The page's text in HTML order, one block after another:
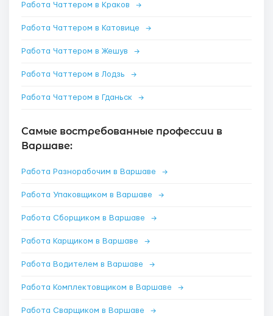
Работа Чаттером в Краков →
Работа Чаттером в Катовице →
Работа Чаттером в Жешув →
Работа Чаттером в Лодзь →
Работа Чаттером в Гданьск →
Самые востребованные профессии в
Варшаве:
Работа Разнорабочим в Варшаве →
Работа Упаковщиком в Варшаве →
Работа Сборщиком в Варшаве →
Работа Карщиком в Варшаве →
Работа Водителем в Варшаве →
Работа Комплектовщиком в Варшаве →
Работа Сварщиком в Варшаве →